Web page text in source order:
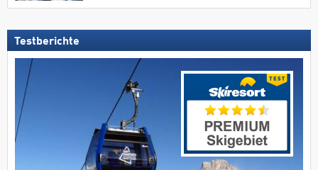
Testberichte